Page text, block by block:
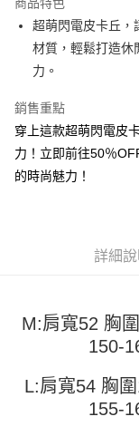
Apple Pay
街口支付
Google Pay
全盈+PAY
1.本服務由台灣大哥大
2.付款方式選擇「大哥
3.實際核准額度、可分
4.訂單成立30分鐘內，
消。如遇「轉專審核」
【繳款方式說明】
1.分期款項不併入電信
便利好安心！
１．簡單：不需註冊會
２．便利：只要手機號
【「AFTEE先享後付」
１．於結帳方式選擇「
全家取貨付款
超萌閃電皮卡丘，
材質，輕鬆打造休
力。
銷售重點
穿上這款超萌閃電皮
力！立即前往50％
的時尚魅力！
詳細說
M:肩寬52 胸
150-
L:肩寬54 胸
155-